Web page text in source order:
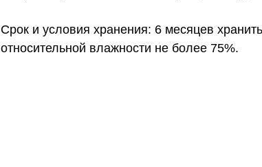
Срок и условия хранения: 6 месяцев
относительной влажности не более 75%.